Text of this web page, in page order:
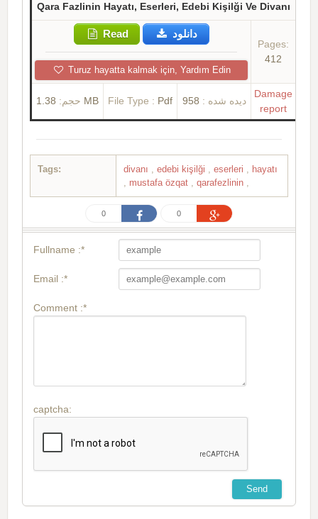
Qara Fazlinin Hayatı, Eserleri, Edebi Kişilği Ve Divanı
Read دانلود
Turuz hayatta kalmak için, Yardım Edin
Pages:
412
حجم: 1.38 MB File Type : Pdf دیده شده : 958
Damage
report
Tags: divanı , edebi kişilği , eserleri , hayatı
, mustafa özqat , qarafezlinin ,
0 0
Fullname :*
Email :*
Comment :*
captcha: